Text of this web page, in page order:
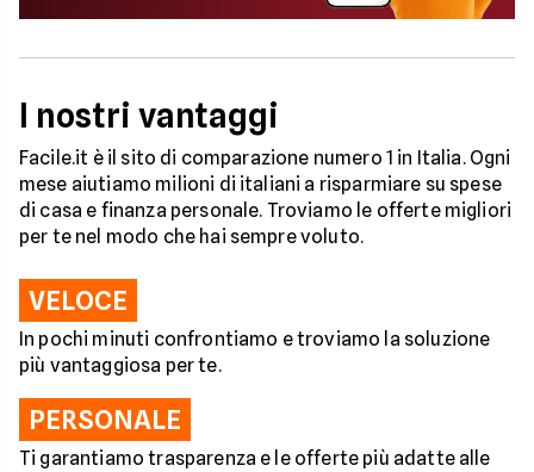
I nostri vantaggi
Facile.it è il sito di comparazione numero 1 in Italia. Ogni
mese aiutiamo milioni di italiani a risparmiare su spese
di casa e finanza personale. Troviamo le offerte migliori
per te nel modo che hai sempre voluto.
VELOCE
In pochi minuti confrontiamo e troviamo la soluzione
più vantaggiosa per te.
PERSONALE
Ti garantiamo trasparenza e le offerte più adatte alle